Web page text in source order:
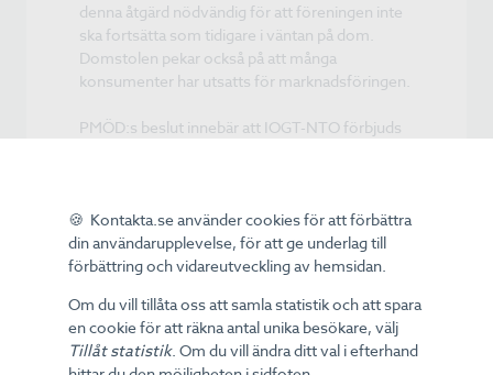
denna åtgärd nödvändig för att föreningen inte
ska fortsätta som tidigare i väntan på dom.
Domstolen pekar också på att många
konsumenter har utsatts för marknadsföringen.
PMÖD:s beslut innebär att IOGT-NTO förbjuds
finns någon garanterad vinst eller när kravet är
att konsumenten ska köpa ett abonnemang på
lotter. Säljarna får inte heller påstå eller låtsas att
vinstchans. Föreningen måste också tydligt
informera om att det är varuvinster och inte
kontanter som utgör priserna.
🍪 Kontakta.se använder cookies för att förbättra
din användarupplevelse, för att ge underlag till
förbättring och vidareutveckling av hemsidan.
Om du vill tillåta oss att samla statistik och att spara
en cookie för att räkna antal unika besökare, välj
Tillåt statistik. Om du vill ändra ditt val i efterhand